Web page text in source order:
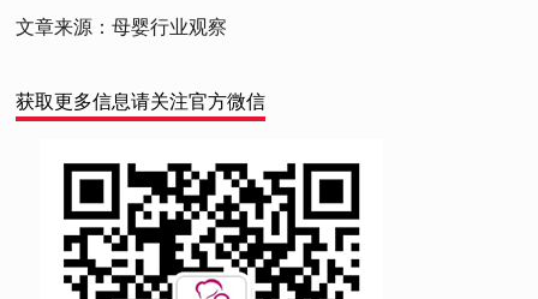
文章来源：母婴行业观察
获取更多信息请关注官方微信